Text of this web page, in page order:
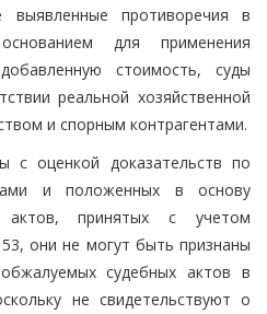
выявленные противоречия в
для применения
стоимость, суды
реальной хозяйственной
и спорным контрагентами.
с оценкой доказательств по
и положенных в основу
актов, принятых с учетом
они не могут быть признаны
судебных актов в
не свидетельствуют о